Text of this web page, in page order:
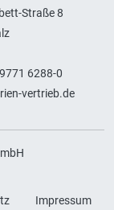
Straße 8
6288-0
vertrieb.de
Impressum